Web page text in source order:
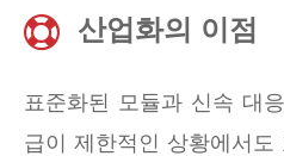
산업화의 이점
표준화된 모듈과 신속 대
급이 제한적인 상황에서